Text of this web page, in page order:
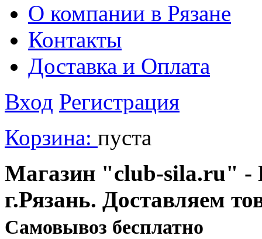
О компании в Рязане
Контакты
Доставка и Оплата
Вход Регистрация
Корзина: пуста
Магазин "club-sila.ru" -
г.Рязань. Доставляем
Cамовывоз бесплатно